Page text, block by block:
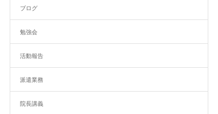
ブログ
勉強会
活動報告
派遣業務
院長講義